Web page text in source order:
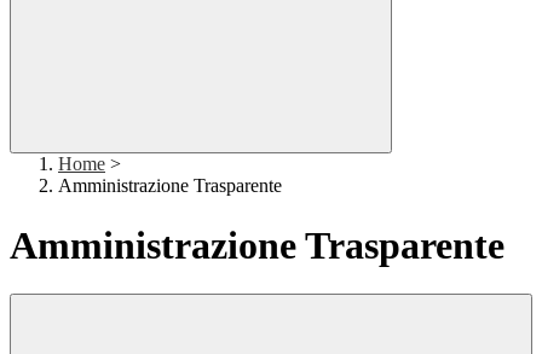
Home >
Amministrazione Trasparente
Amministrazione Trasparente